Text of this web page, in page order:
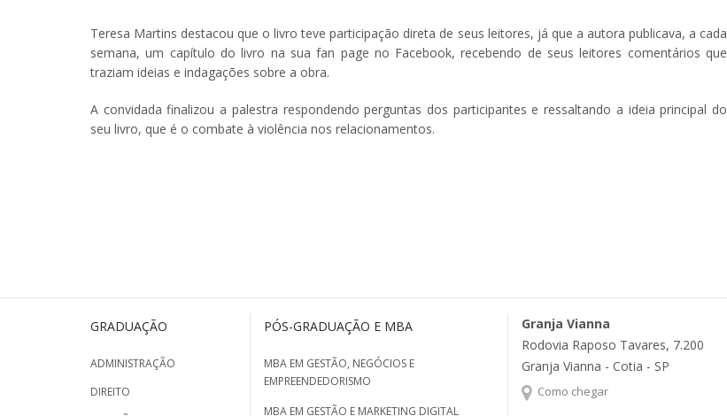
Teresa Martins destacou que o livro teve participação direta de seus leitores, já que a autora publicava, a cada
semana, um capítulo do livro na sua fan page no Facebook, recebendo de seus leitores comentários que
traziam ideias e indagações sobre a obra.
A convidada finalizou a palestra respondendo perguntas dos participantes e ressaltando a ideia principal do
seu livro, que é o combate à violência nos relacionamentos.
GRADUAÇÃO
ADMINISTRAÇÃO
DIREITO
PÓS-GRADUAÇÃO E MBA
MBA EM GESTÃO, NEGÓCIOS E
EMPREENDEDORISMO
MBA EM GESTÃO E MARKETING DIGITAL
Granja Vianna
Rodovia Raposo Tavares, 7.200
Granja Vianna - Cotia - SP
Como chegar